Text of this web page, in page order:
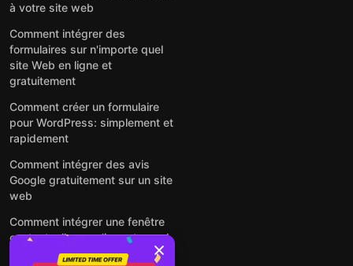
à votre site web
Comment intégrer des
formulaires sur n'importe quel
site Web en ligne et
gratuitement
Comment créer un formulaire
pour WordPress: simplement et
rapidement
Comment intégrer des avis
Google gratuitement sur un site
web
Comment intégrer une fenêtre
contextuelle sur n'importe quel